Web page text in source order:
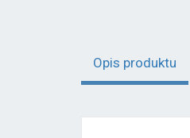
Opis produktu